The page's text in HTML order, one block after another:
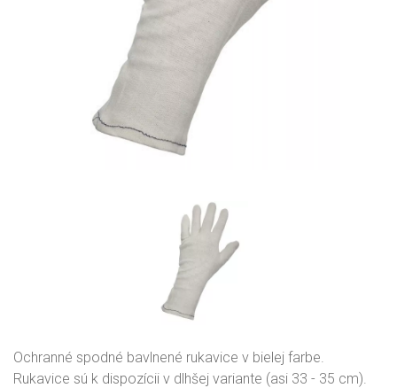
Ochranné spodné bavlnené rukavice v bielej farbe.
Rukavice sú k dispozícii v dlhšej variante (asi 33 - 35 cm).